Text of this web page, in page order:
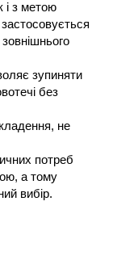
і з метою
застосовується
зовнішнього
зупиняти
без
не
потреб
а тому
вибір.